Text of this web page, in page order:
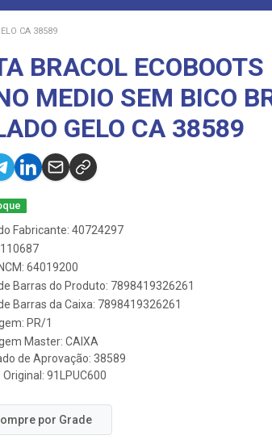
CA 38589
BRACOL ECOBOOTS
MEDIO SEM BICO
GELO CA 38589
Fabricante: 40724297
64019200
Barras do Produto: 7898419326261
Barras da Caixa: 7898419326261
PR/1
Master: CAIXA
de Aprovação: 38589
Original: 91LPUC600
por Grade